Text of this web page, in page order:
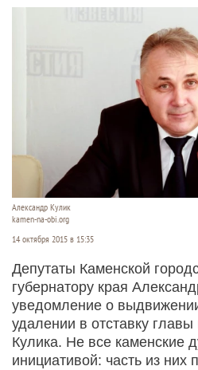
Александр Кулик
kamen-na-obi.org
14 октября 2015 в 15:35
Депутаты Каменской
губернатору края
уведомление о
удалении в отставку
Кулика. Не все каменские
инициативой: часть из них